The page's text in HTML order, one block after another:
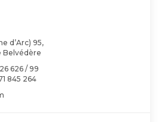
d’Arc) 95,
Belvédère
626 / 99
845 264